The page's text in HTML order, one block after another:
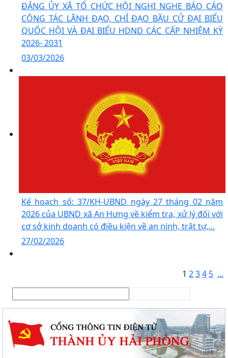
ĐẢNG ỦY XÃ TỔ CHỨC HỘI NGHỊ NGHE BÁO CÁO
CÔNG TÁC LÃNH ĐẠO, CHỈ ĐẠO BẦU CỬ ĐẠI BIỂU
QUỐC HỘI VÀ ĐẠI BIỂU HDND CÁC CẤP NHIỆM KỲ
2026- 2031
03/03/2026
Kế hoạch số: 37/KH-UBND ngày 27 tháng 02 năm
2026 của UBND xã An Hưng về kiểm tra, xử lý đối với
cơ sở kinh doanh có điều kiện về an ninh, trật tự,...
27/02/2026
1 234 5 ...